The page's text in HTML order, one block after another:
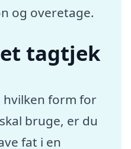
og overetage.
tagtjek
hvilken form for
bruge, er du
fat i en